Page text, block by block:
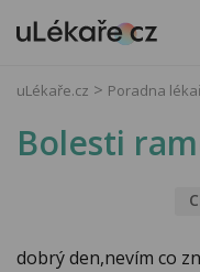
uLékaře.cz Poradna
Bolesti
dobrý den,nevím co